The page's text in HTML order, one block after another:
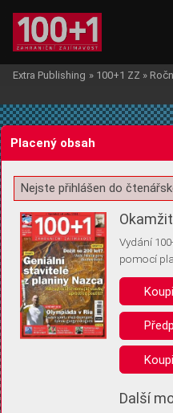
Žádost o souhlas s
Pro základní fungování webu
(tzv. cookies apod.). Rádi
uložením volitelných informací:
Anonymní unikátní ID
Díky němu příště poznáme, že se
Identifikátor je zcela anonymní.
Extra Publishing » 100+1 ZZ »
Placený obsah
Nejste přihlášen do
Vydání
pomocí
Další